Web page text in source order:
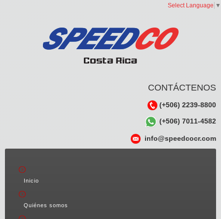
Select Language ▼
CONTÁCTENOS
(+506) 2239-8800
(+506) 7011-4582
info@speedcocr.com
Inicio
Quiénes somos